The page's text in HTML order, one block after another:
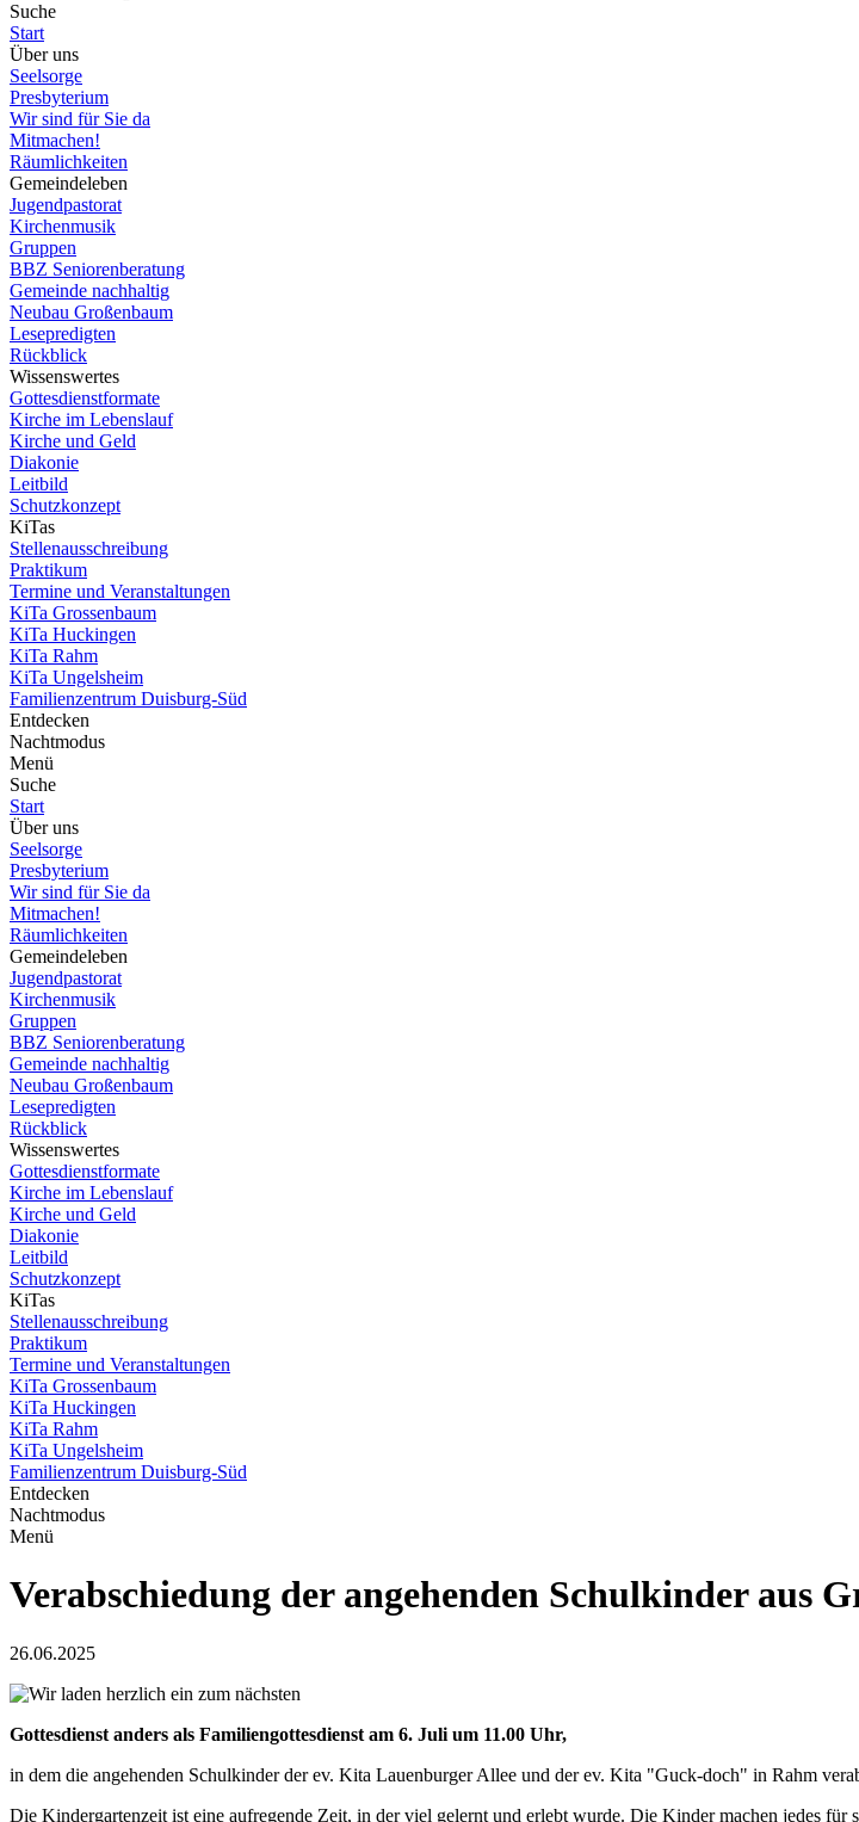
Suche
Start
Über uns
Seelsorge
Presbyterium
Wir sind für Sie da
Mitmachen!
Räumlichkeiten
Gemeindeleben
Jugendpastorat
Kirchenmusik
Gruppen
BBZ Seniorenberatung
Gemeinde nachhaltig
Neubau Großenbaum
Lesepredigten
Rückblick
Wissenswertes
Gottesdienstformate
Kirche im Lebenslauf
Kirche und Geld
Diakonie
Leitbild
Schutzkonzept
KiTas
Stellenausschreibung
Praktikum
Termine und Veranstaltungen
KiTa Grossenbaum
KiTa Huckingen
KiTa Rahm
KiTa Ungelsheim
Familienzentrum Duisburg-Süd
Entdecken
Nachtmodus
Menü
Suche
Start
Über uns
Seelsorge
Presbyterium
Wir sind für Sie da
Mitmachen!
Räumlichkeiten
Gemeindeleben
Jugendpastorat
Kirchenmusik
Gruppen
BBZ Seniorenberatung
Gemeinde nachhaltig
Neubau Großenbaum
Lesepredigten
Rückblick
Wissenswertes
Gottesdienstformate
Kirche im Lebenslauf
Kirche und Geld
Diakonie
Leitbild
Schutzkonzept
KiTas
Stellenausschreibung
Praktikum
Termine und Veranstaltungen
KiTa Grossenbaum
KiTa Huckingen
KiTa Rahm
KiTa Ungelsheim
Familienzentrum Duisburg-Süd
Entdecken
Nachtmodus
Menü
Verabschiedung der angehenden Schulkinder aus
26.06.2025
Wir laden herzlich ein zum nächsten
Gottesdienst anders als Familiengottesdienst am 6. Juli um 11.00 Uhr,
in dem die angehenden Schulkinder der ev. Kita Lauenburger Allee und der ev. Kita "Guck-doch" in Rahm
Die Kindergartenzeit ist eine aufregende Zeit, in der viel gelernt und erlebt wurde. Die Kinder machen jedes